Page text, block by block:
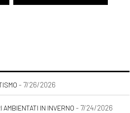
- 7/26/2026
IN INVERNO - 7/24/2026